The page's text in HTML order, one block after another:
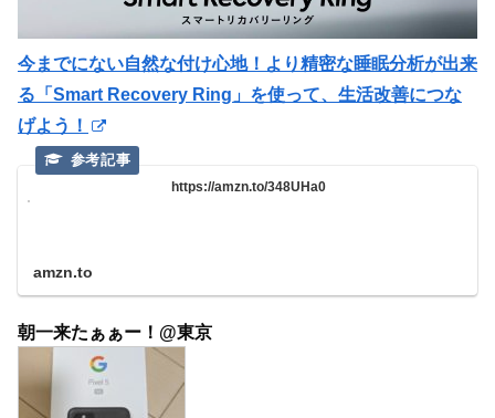
今までにない自然な付け心地！より精密な睡眠分析が出来
る「Smart Recovery Ring」を使って、生活改善につな
げよう！
https://amzn.to/348UHa0
amzn.to
朝一来たぁぁー！@東京